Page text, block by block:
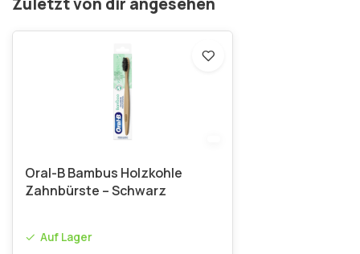
Oral-B Bambus Holzkohle
Zahnbürste – Schwarz
Auf Lager